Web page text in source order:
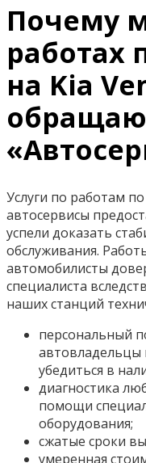
Почему
работах
на Kia
Услуги по работам
автосервисы
успели доказать
обслуживания.
автомобилисты
специалиста
наших станций
персональный
автовладельцы
убедиться в
диагностика
помощи
оборудования;
сжатые сроки
умеренная